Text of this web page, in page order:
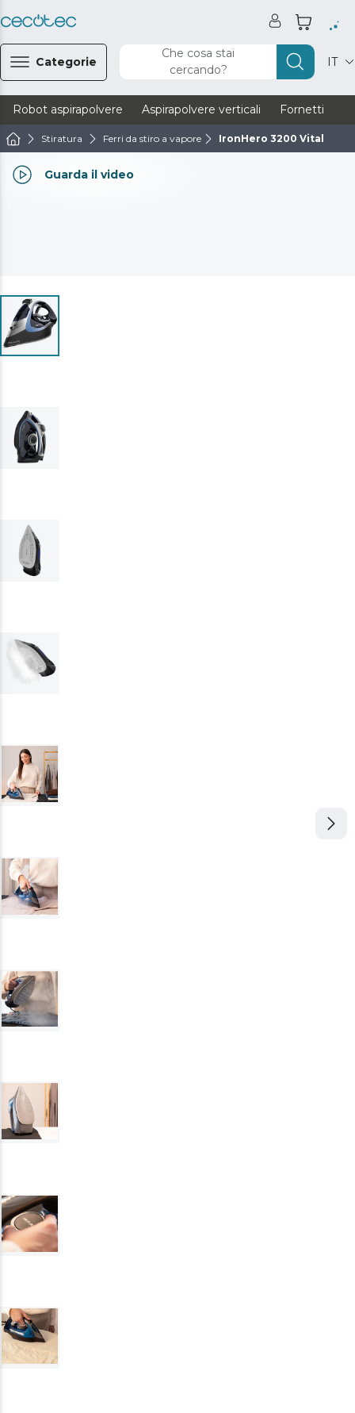
Categorie
Che cosa stai
cercando?
IT
Robot aspirapolvere Aspirapolvere verticali Fornetti
Stiratura Ferri da stiro a vapore IronHero 3200 Vital
Guarda il video